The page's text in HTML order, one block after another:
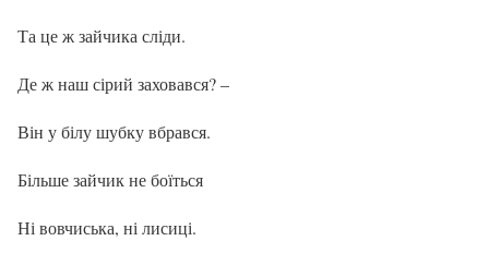
Та це ж зайчика сліди.
Де ж наш сірий заховався? –
Він у білу шубку вбрався.
Більше зайчик не боїться
Ні вовчиська, ні лисиці.